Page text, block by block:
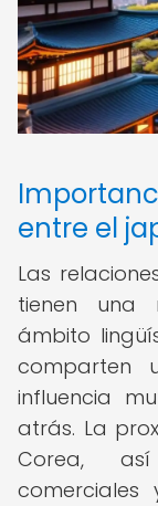
entre el
Las
tienen una
ámbito
comparten
influencia
atrás. La
Corea,